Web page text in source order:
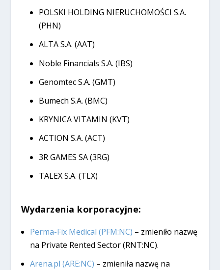
POLSKI HOLDING NIERUCHOMOŚCI S.A.
(PHN)
ALTA S.A. (AAT)
Noble Financials S.A. (IBS)
Genomtec S.A. (GMT)
Bumech S.A. (BMC)
KRYNICA VITAMIN (KVT)
ACTION S.A. (ACT)
3R GAMES SA (3RG)
TALEX S.A. (TLX)
Wydarzenia korporacyjne:
Perma-Fix Medical (PFM:NC) – zmieniło nazwę
na Private Rented Sector (RNT:NC).
Arena.pl (ARE:NC) – zmieniła nazwę na